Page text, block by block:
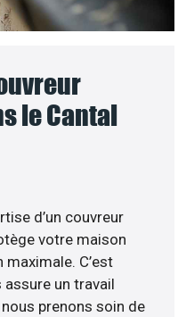
le Cantal
d’un couvreur
votre maison
C’est
un travail
prenons soin de